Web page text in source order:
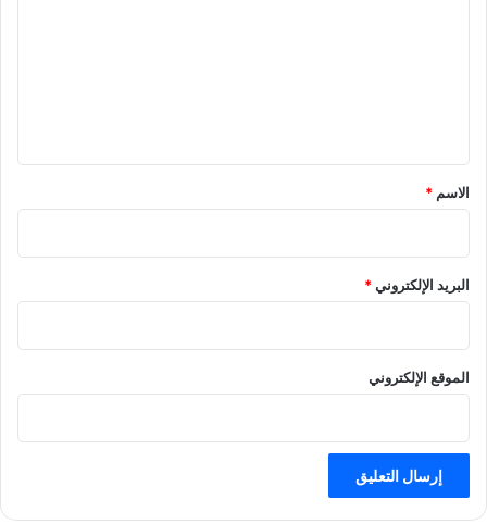
الاسم *
البريد الإلكتروني*
الموقع الإلكتروني